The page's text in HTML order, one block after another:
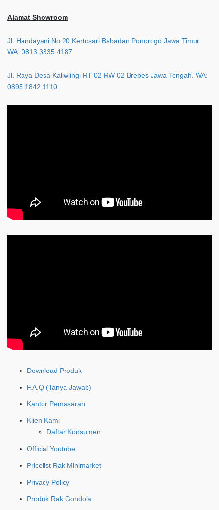
Alamat Showroom
Jl. Handayani No.20 Kertosari Babadan Ponorogo Jawa Timur.
WA: 0813 3335 4187
Jl. Raya Desa Kaliwlingi RT 02 RW 02 Brebes Jawa Tengah. WA:
0895 1842 1110
Download Produk
F.A.Q (Tanya Jawab)
Kantor Pemasaran
Klien Kami
Daftar Konsumen
Official Youtube
Pricelist Rak Minimarket
Privacy Policy
Produk Rak Gondola